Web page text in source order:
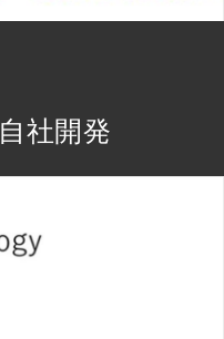
自社開発